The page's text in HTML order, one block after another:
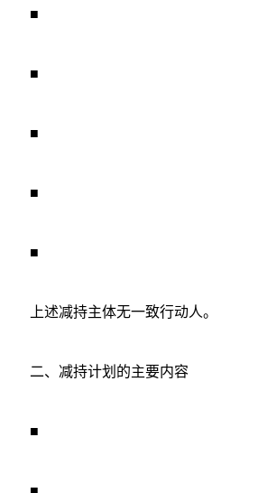
■
■
■
■
■
上述减持主体无一致行动人。
二、减持计划的主要内容
■